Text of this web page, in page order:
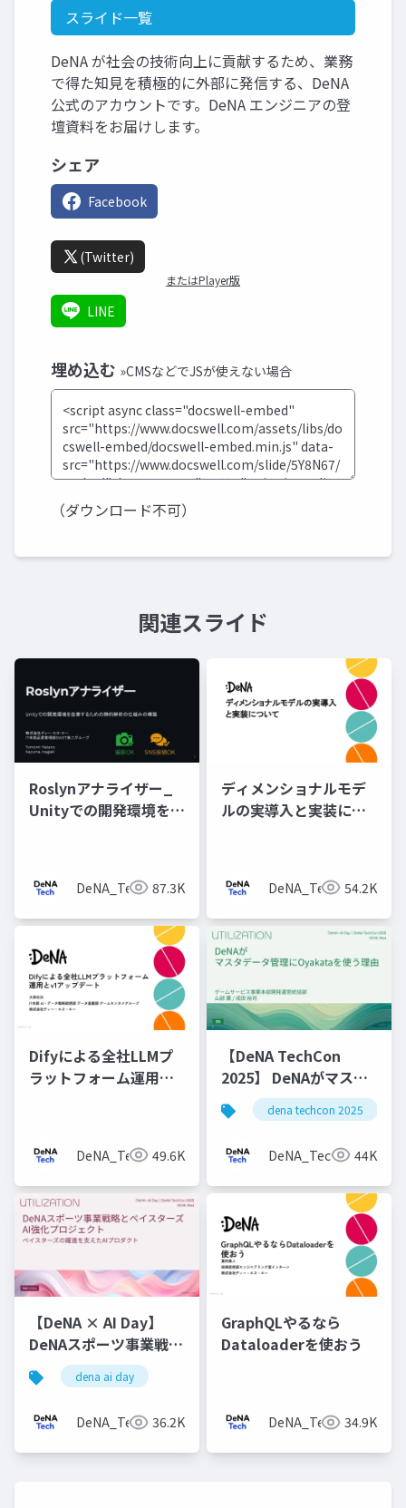
スライド一覧
DeNA が社会の技術向上に貢献するため、業務
で得た知見を積極的に外部に発信する、DeNA
公式のアカウントです。DeNA エンジニアの登
壇資料をお届けします。
シェア
Facebook
(Twitter)
またはPlayer版
LINE
埋め込む »CMSなどでJSが使えない場合
（ダウンロード不可）
関連スライド
Roslynアナライザー_
Unityでの開発環境を改
DeNA_Tech 87.3K
ディメンショナルモデ
ルの実導入と実装につ
DeNA_Tech 54.2K
Difyによる全社LLMプ
ラットフォーム運用と
DeNA_Tech 49.6K
【DeNA TechCon
2025】 DeNAがマスタ
データ管理にOyakata
を使う理由
dena techcon 2025
DeNA_Tech 44K
【DeNA × AI Day】
DeNAスポーツ事業戦略
とベイスターズAI強化
プロジェクト
dena ai day
DeNA_Tech 36.2K
GraphQLやるなら
Dataloaderを使おう
DeNA_Tech 34.9K